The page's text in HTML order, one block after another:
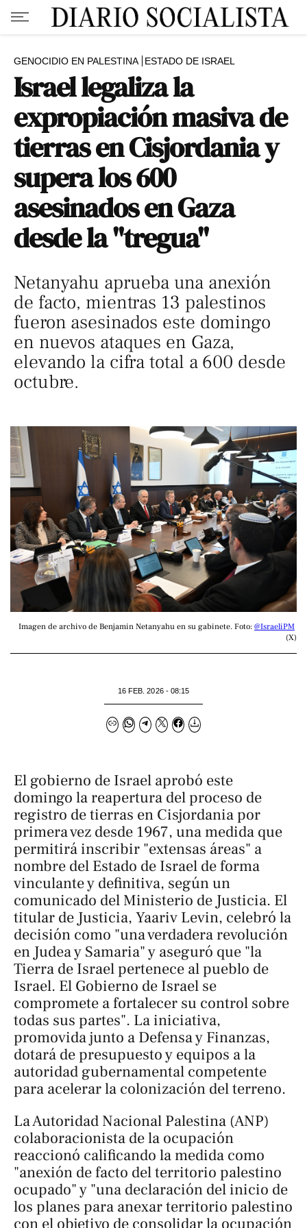
GENOCIDIO EN PALESTINA ESTADO DE ISRAEL
Israel legaliza la
expropiación masiva de
tierras en Cisjordania y
supera los 600
asesinados en Gaza
desde la "tregua"
Netanyahu aprueba una anexión
de facto, mientras 13 palestinos
fueron asesinados este domingo
en nuevos ataques en Gaza,
elevando la cifra total a 600 desde
octubre.
Imagen de archivo de Benjamin Netanyahu en su gabinete. Foto: @IsraeliPM
(X)
16 FEB. 2026 - 08:15
El gobierno de Israel aprobó este
domingo la reapertura del proceso de
registro de tierras en Cisjordania por
primera vez desde 1967, una medida que
permitirá inscribir "extensas áreas" a
nombre del Estado de Israel de forma
vinculante y definitiva, según un
comunicado del Ministerio de Justicia. El
titular de Justicia, Yaariv Levin, celebró la
decisión como "una verdadera revolución
en Judea y Samaria" y aseguró que "la
Tierra de Israel pertenece al pueblo de
Israel. El Gobierno de Israel se
compromete a fortalecer su control sobre
todas sus partes". La iniciativa,
promovida junto a Defensa y Finanzas,
dotará de presupuesto y equipos a la
autoridad gubernamental competente
para acelerar la colonización del terreno.
La Autoridad Nacional Palestina (ANP)
colaboracionista de la ocupación
reaccionó calificando la medida como
"anexión de facto del territorio palestino
ocupado" y "una declaración del inicio de
los planes para anexar territorio palestino
con el objetivo de consolidar la ocupación